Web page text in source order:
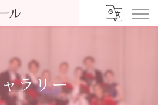
ラリー